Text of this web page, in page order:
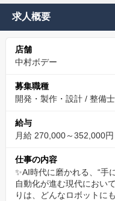
土日祝休みを含む年間126
とした充実の福利厚生によ
を築ける環境です。
最新設備でストレスフ
大型車両もまるごと収容で
業務扇風機や冬場のストー
さを約束します。
経験者向けキャリア
求人概要
店舗
中村ボデー
募集職種
開発・製作・設計 / 整備士
給与
月給 270,000～352,000円
仕事の内容
✨AI時代に磨かれる、“手
自動化が進む現代におい
りは、どんなロボットに